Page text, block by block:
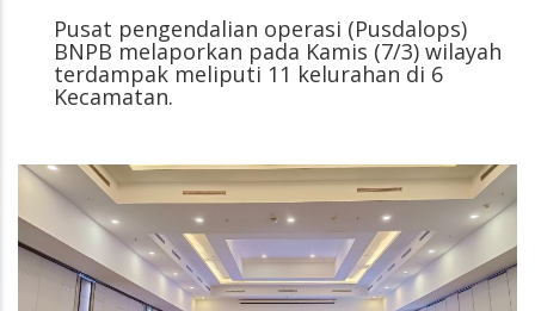
Pusat pengendalian operasi (Pusdalops)
BNPB melaporkan pada Kamis (7/3) wilayah
terdampak meliputi 11 kelurahan di 6
Kecamatan.